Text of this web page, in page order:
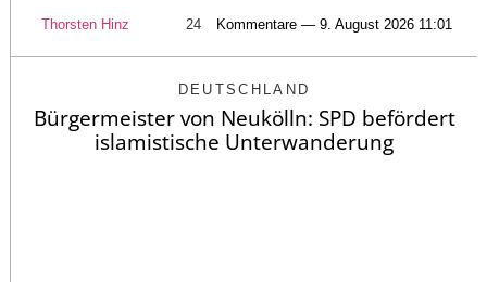
Thorsten Hinz 24 Kommentare — 9. August 2026 11:01
DEUTSCHLAND
Bürgermeister von Neukölln: SPD befördert
islamistische Unterwanderung